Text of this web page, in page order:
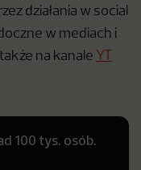
działania w social
w mediach i
na kanale YT
100 tys. osób.